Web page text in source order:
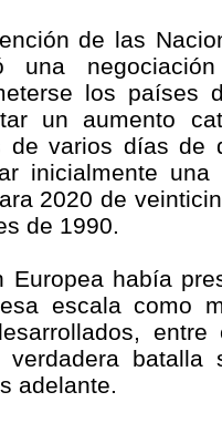
de las
una
los países
un aumento
de varios días de
inicialmente
2020 de
de 1990.
Europea había
escala como
batalla
adelante.